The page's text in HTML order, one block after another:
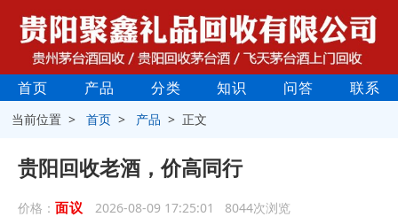
首页 产品 分类 知识 问答 联系
当前位置 >首页 > 产品 > 正文
贵阳回收老酒，价高同行
价格： 面议 2026-08-09 17:25:01 8044次浏览